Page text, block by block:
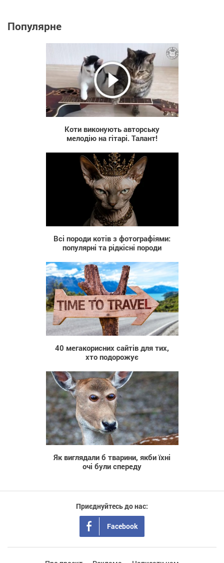
Популярне
1 586
Коти виконують авторську
мелодію на гітарі. Талант!
Всі породи котів з фотографіями:
популярні та рідкісні породи
1 989
40 мегакорисних сайтів для тих,
хто подорожує
1 760
Як виглядали б тварини, якби їхні
очі були спереду
Приєднуйтесь до нас:
Facebook